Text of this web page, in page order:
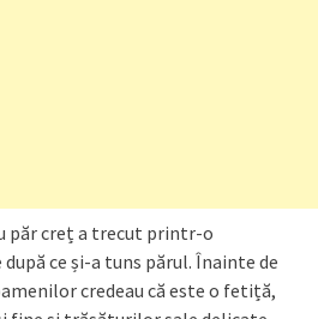
păr creț a trecut printr-o
ce și-a tuns părul. Înainte de
credeau că este o fetiță,